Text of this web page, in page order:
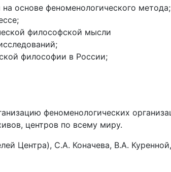
основе феноменологического метода;
философской мысли
философии в России;
феноменологических
центров по всему миру.
Центра), С.А. Коначева, В.А.